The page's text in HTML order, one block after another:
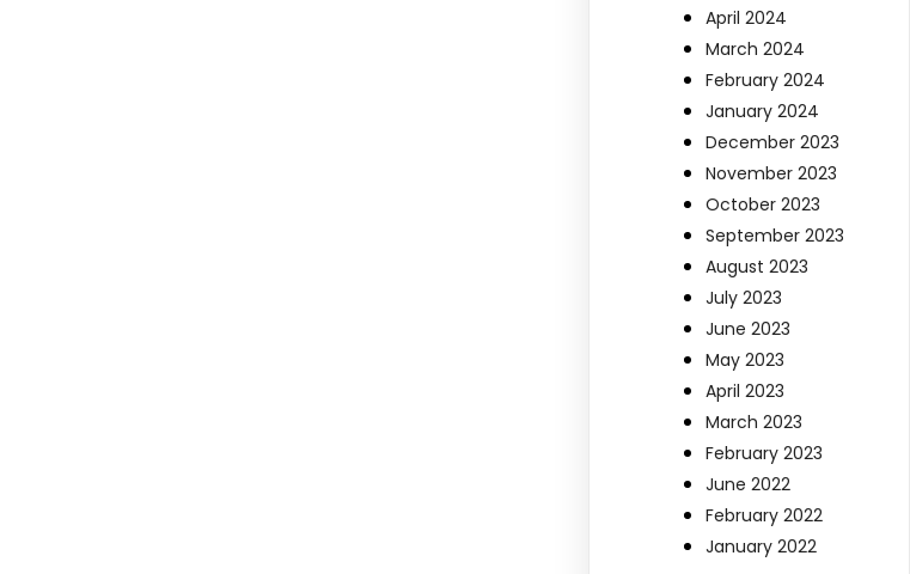
April 2024
March 2024
February 2024
January 2024
December 2023
November 2023
October 2023
September 2023
August 2023
July 2023
June 2023
May 2023
April 2023
March 2023
February 2023
June 2022
February 2022
January 2022